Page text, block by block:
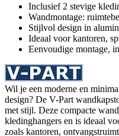
Inclusief 2 stevige
Wandmontage:
Stijlvol design in
Ideaal voor kantoren,
Eenvoudige montage,
Wil je een moderne en
design? De V-Part
met stijl. Deze compacte
kledinghangers en is ideaal
zoals kantoren,